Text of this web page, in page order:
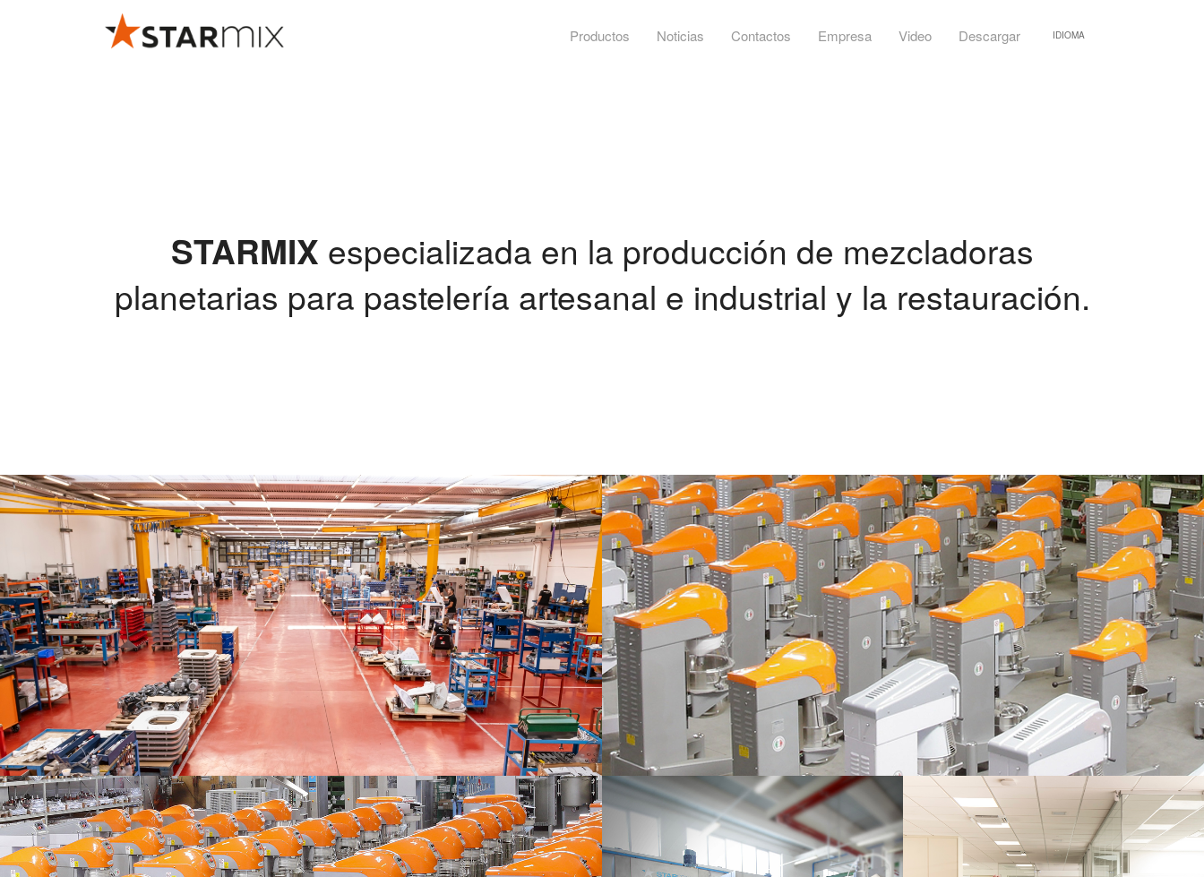
IDIOMA
Productos Noticias Contactos Empresa Video Descargar
STARMIX especializada en la producción de mezcladoras
planetarias para pastelería artesanal e industrial y la restauración.
NUESTRA SEDE
Our headquarters
LAS MÁQUINAS STARMIX
The STARMIX machines